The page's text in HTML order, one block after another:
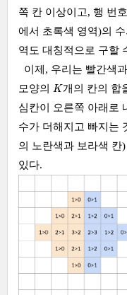
쪽 칸 이상이고, 행 번
에서 초록색 영역)의
역도 대칭적으로 구할
이제, 우리는 빨간색
모양의
K
K개의 칸의 합
심칸이 오른쪽 아래로
수가 더해지고 빠지는
의 노란색과 보라색 칸
있다.